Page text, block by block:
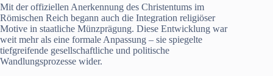
Mit der offiziellen Anerkennung des Christentums im
Römischen Reich begann auch die Integration religiöser
Motive in staatliche Münzprägung. Diese Entwicklung war
weit mehr als eine formale Anpassung – sie spiegelte
tiefgreifende gesellschaftliche und politische
Wandlungsprozesse wider.